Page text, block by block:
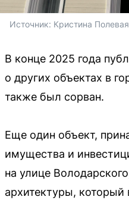
Источник: Кристина
В конце 2025 года
о других объектах в
также был сорван.
Еще один объект,
имущества и
на улице
архитектуры,